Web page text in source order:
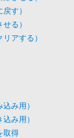
す）
る）
アする）
み用）
み用）
取得